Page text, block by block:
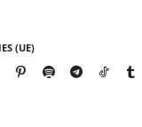
(UE)